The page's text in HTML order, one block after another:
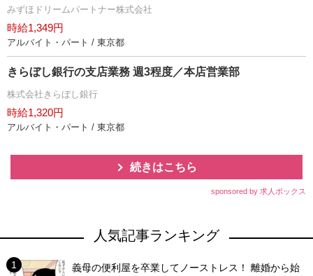
みずほドリームパートナー株式会社
時給1,349円
アルバイト・パート / 東京都
きらぼし銀行の支店業務 週3程度／本店営業部
株式会社きらぼし銀行
時給1,320円
アルバイト・パート / 東京都
続きはこちら
sponsored by 求人ボックス
人気記事ランキング
義母の便利屋を卒業してノーストレス！ 離婚から始